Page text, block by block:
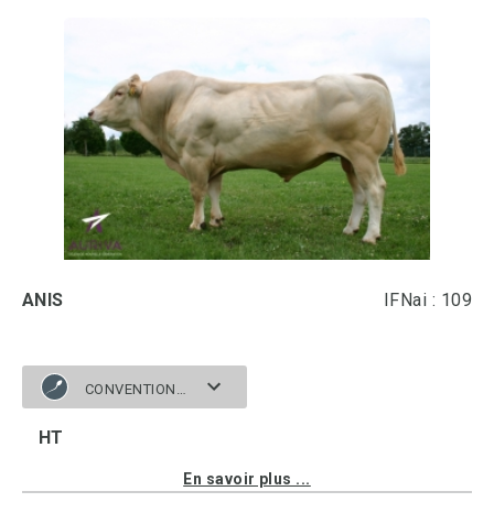
ANIS IFNai : 109
HT
En savoir plus ...